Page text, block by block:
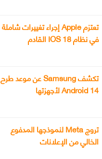
تعتزم Apple إجراء تغييرات شاملة
في نظام IOS 18 القادم
تكشف Samsung عن موعد طرح
Android 14 لأجهزتها
تروج Meta لنموذجها المدفوع
الخالي من الإعلانات